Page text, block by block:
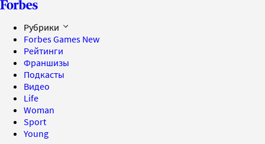
Рубрики
Forbes Games New
Рейтинги
Франшизы
Подкасты
Видео
Life
Woman
Sport
Young